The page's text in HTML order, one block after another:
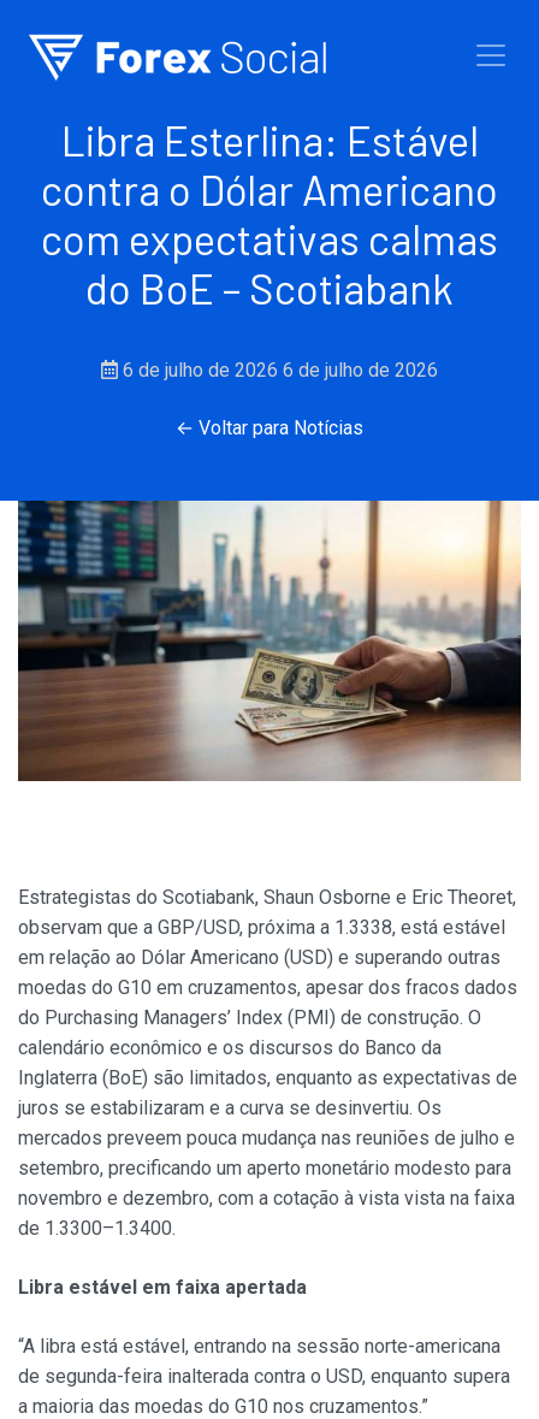
Libra Esterlina: Estável
contra o Dólar Americano
com expectativas calmas
do BoE – Scotiabank
6 de julho de 2026 6 de julho de 2026
← Voltar para Notícias
Estrategistas do Scotiabank, Shaun Osborne e Eric Theoret,
observam que a GBP/USD, próxima a 1.3338, está estável
em relação ao Dólar Americano (USD) e superando outras
moedas do G10 em cruzamentos, apesar dos fracos dados
do Purchasing Managers’ Index (PMI) de construção. O
calendário econômico e os discursos do Banco da
Inglaterra (BoE) são limitados, enquanto as expectativas de
juros se estabilizaram e a curva se desinvertiu. Os
mercados preveem pouca mudança nas reuniões de julho e
setembro, precificando um aperto monetário modesto para
novembro e dezembro, com a cotação à vista vista na faixa
de 1.3300–1.3400.
Libra estável em faixa apertada
“A libra está estável, entrando na sessão norte-americana
de segunda-feira inalterada contra o USD, enquanto supera
a maioria das moedas do G10 nos cruzamentos.”